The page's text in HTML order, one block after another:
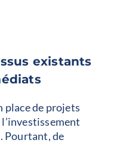
existants
place de projets
Pourtant, de